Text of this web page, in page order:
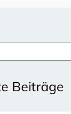
Beiträge